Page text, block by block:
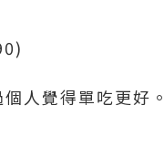
人覺得單吃更好